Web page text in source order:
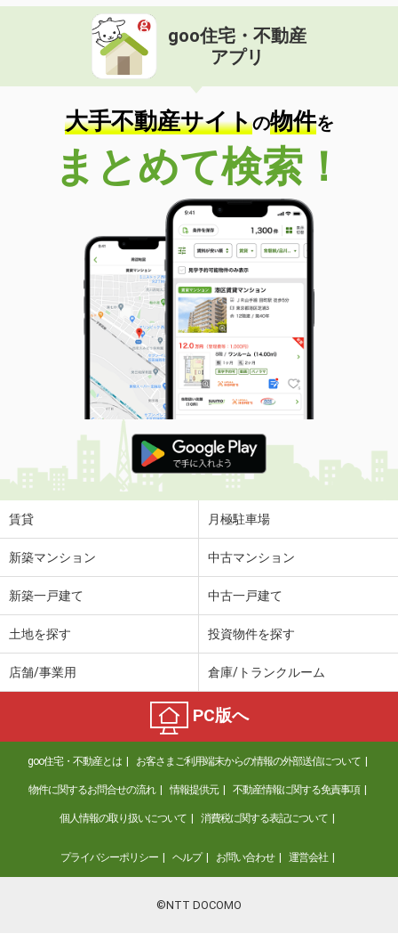
goo住宅・不動産
アプリ
大手不動産サイトの物件を
まとめて検索！
賃貸 月極駐車場
新築マンション 中古マンション
新築一戸建て 中古一戸建て
土地を探す 投資物件を探す
店舗/事業用 倉庫/トランクルーム
PC版へ
goo住宅・不動産とは お客さまご利用端末からの情報の外部送信について
物件に関するお問合せの流れ 情報提供元 不動産情報に関する免責事項
個人情報の取り扱いについて 消費税に関する表記について
プライバシーポリシー ヘルプ お問い合わせ 運営会社
©NTT DOCOMO